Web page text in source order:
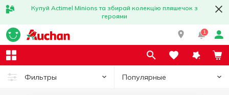
Купуй Actimel Minions та збирай колекцію пляшечок з
героями
1
Фильтры Популярные